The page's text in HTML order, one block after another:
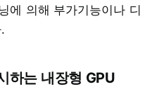
에 의해 부가기능이나 디
하는 내장형 GPU